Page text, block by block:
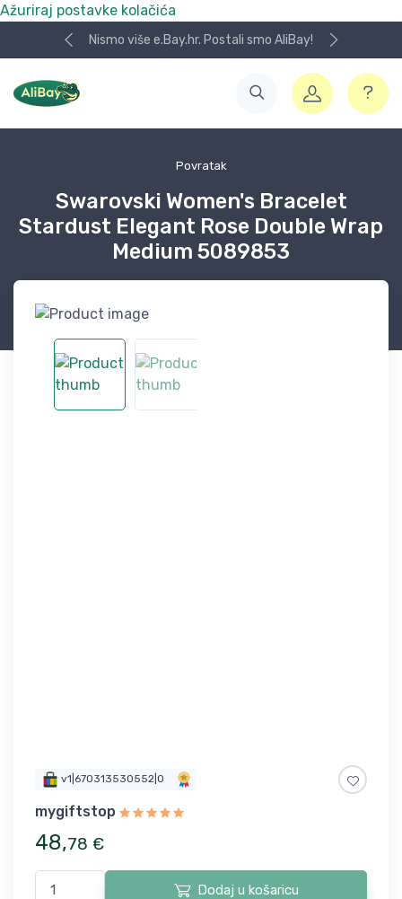
Ažuriraj postavke kolačića
Nismo više e.Bay.hr. Postali smo AliBay!
Povratak
Swarovski Women's Bracelet
Stardust Elegant Rose Double Wrap
Medium 5089853
v1|670313530552|0
mygiftstop
48,78 €
Dodaj u košaricu